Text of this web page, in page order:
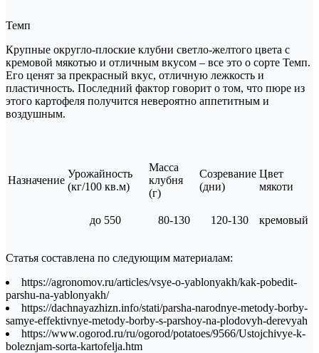
Темп
Крупные округло-плоские клубни светло-желтого цвета с
кремовой мякотью и отличным вкусом – все это о сорте Темп.
Его ценят за прекрасный вкус, отличную лежкость и
пластичность. Последний фактор говорит о том, что пюре из
этого картофеля получится невероятно аппетитным и
воздушным.
Назначение
Урожайность
(кг/100 кв.м)
Масса
клубня
(г)
Созревание
(дни)
Цвет
мякоти
до 550 80-130 120-130 кремовый
Статья составлена по следующим материалам:
https://agronomov.ru/articles/vsye-o-yablonyakh/kak-pobedit-
parshu-na-yablonyakh/
https://dachnayazhizn.info/stati/parsha-narodnye-metody-borby-
samye-effektivnye-metody-borby-s-parshoy-na-plodovyh-derevyah
https://www.ogorod.ru/ru/ogorod/potatoes/9566/Ustojchivye-k-
boleznjam-sorta-kartofelja.htm